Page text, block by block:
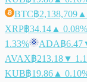
BTC฿2,138,709 ▲
XRP฿34.14 ▲ 0.08%
1.33%
ADA฿6.47
AVAX฿213.18▼
KUB฿19.86 ▲